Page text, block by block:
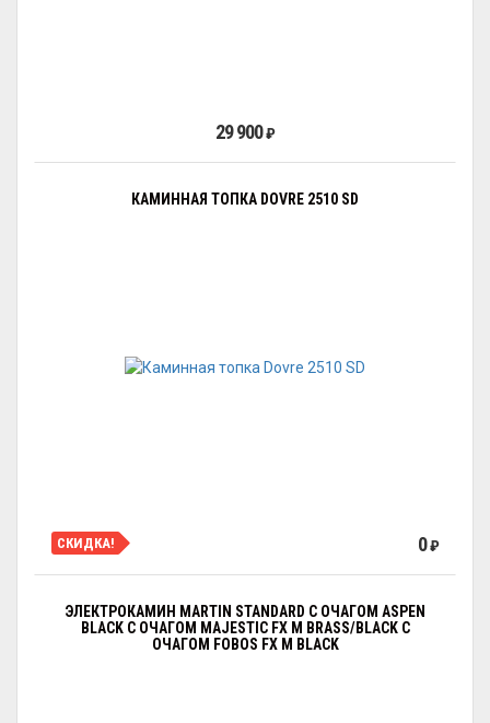
29 900₽
КАМИННАЯ ТОПКА DOVRE 2510 SD
СКИДКА! 0₽
ЭЛЕКТРОКАМИН MARTIN STANDARD С ОЧАГОМ АSPEN
BLACK С ОЧАГОМ MAJESTIC FX M BRASS/BLACK С
ОЧАГОМ FOBOS FX M BLACK